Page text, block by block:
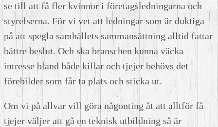
se till att få fler kvinnor i företagsledningarna och
styrelserna. För vi vet att ledningar som är duktiga
på att spegla samhällets sammansättning alltid fattar
bättre beslut. Och ska branschen kunna väcka
intresse bland både killar och tjejer behövs det
förebilder som får ta plats och sticka ut.
Om vi på allvar vill göra någonting åt att alltför få
tjejer väljer att gå en teknisk utbildning så är